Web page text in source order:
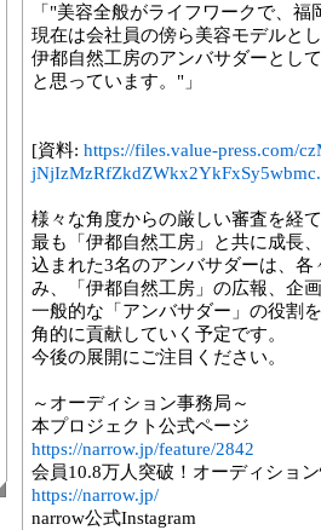
「"美容全般がライフワークで、
現在は会社員の傍ら美容モデルと
伊都自然工房のアンバサダーとし
と思っています。"」
[資料: https://files.value-press.com/
様々な角度からの厳しい審査を経
最も「伊都自然工房」と共に成長
込まれた3名のアンバサダーは、
み、「伊都自然工房」の広報、企
一般的な「アンバサダー」の役割
角的に貢献していく予定です。
今後の展開にご注目ください。
～オーディション事務局～
本プロジェクト公式ページ
https://narrow.jp/feature/2842
会員10.8万人突破！オーディショ
https://narrow.jp/
narrow公式Instagram